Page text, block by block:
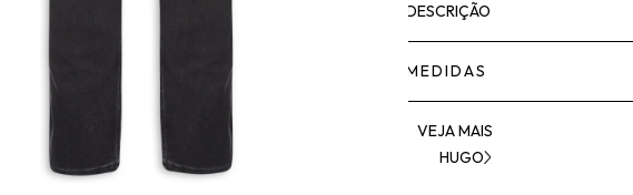
DESCRIÇÃO
MEDIDAS
VEJA MAIS
HUGO